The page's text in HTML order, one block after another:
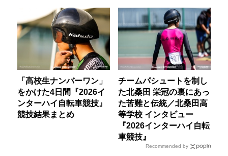
「高校生ナンバーワン」
をかけた4日間『2026イ
ンターハイ自転車競技』
競技結果まとめ
チームパシュートを制し
た北桑田 栄冠の裏にあっ
た苦難と伝統／北桑田高
等学校 インタビュー
『2026インターハイ自転
車競技』
Recommended by